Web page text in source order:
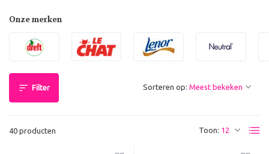
Onze merken
Filter
40 producten Toon:
Sorteren op: